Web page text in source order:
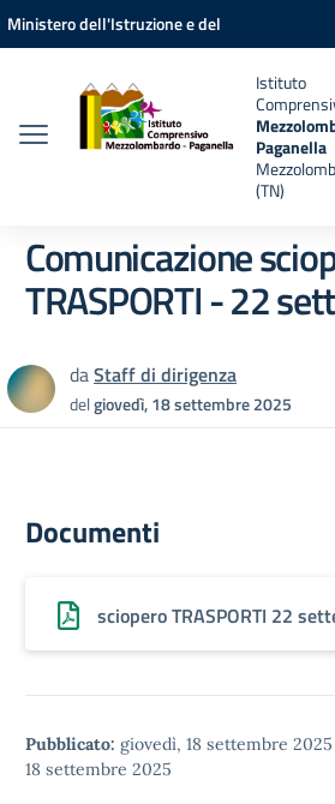
Vai ai contenuti
Vai al menu di navigazione
Vai al footer
Ministero dell'Istruzione e del
Istituto
Paganella
(TN)
Comunicazione
TRASPORTI - 22
daStaff di dirigenza
delgiovedì, 18 settembre 2025
Documenti
sciopero TRASPORTI 22
Pubblicato: giovedì, 18 settembre 2025
18 settembre 2025